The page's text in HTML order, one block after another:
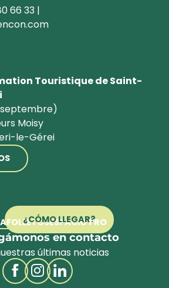
66 33 |
Touristique de Saint-
Moisy
le-Gérei
¿CÓMO LLEGAR?
FOLLETOSESPACIO PRO
en contacto
últimas noticias